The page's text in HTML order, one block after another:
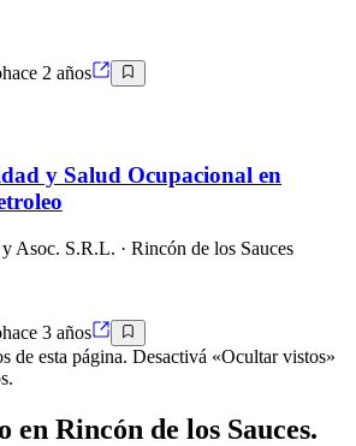
hace 2 años
y Salud Ocupacional en
y Asoc. S.R.L. · Rincón de los Sauces
hace 3 años
de esta página. Desactivá «Ocultar vistos»
en Rincón de los Sauces.